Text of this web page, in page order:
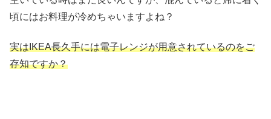
頃にはお料理が冷めちゃいますよね？
実はIKEA長久手には電子レンジが用意されているのをご
存知ですか？